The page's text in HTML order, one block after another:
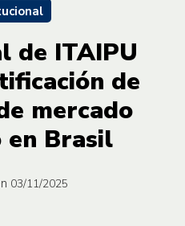
de ITAIPU
de
mercado
Brasil
03/11/2025